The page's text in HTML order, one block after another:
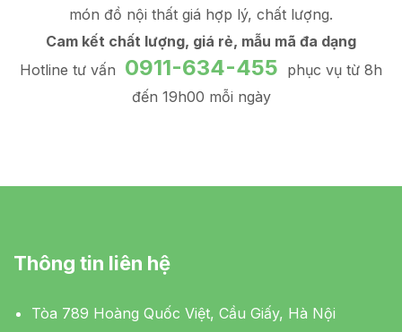
món đồ nội thất giá hợp lý, chất lượng.
Cam kết chất lượng, giá rẻ, mẫu mã đa dạng
Hotline tư vấn 0911-634-455 phục vụ từ 8h
đến 19h00 mỗi ngày
Thông tin liên hệ
Tòa 789 Hoàng Quốc Việt, Cầu Giấy, Hà Nội